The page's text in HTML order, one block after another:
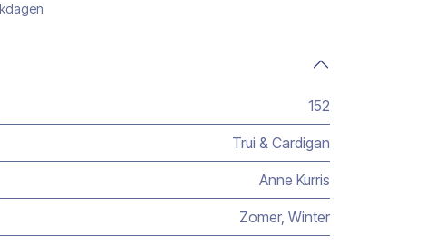
152
Trui & Cardigan
Anne Kurris
Zomer, Winter